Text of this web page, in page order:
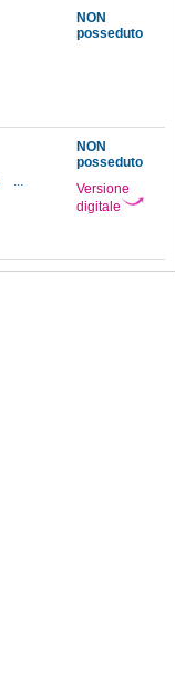
NON
posseduto
NON
posseduto
Versione
digitale
...